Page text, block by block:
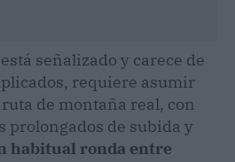
señalizado y carece de
requiere asumir
de montaña real, con
prolongados de subida y
habitual ronda entre